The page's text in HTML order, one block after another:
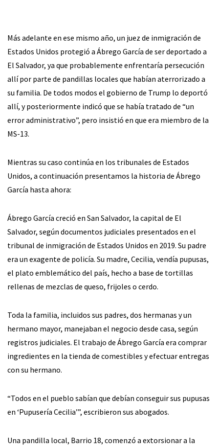
Más adelante en ese mismo año, un juez de inmigración de
Estados Unidos protegió a Ábrego García de ser deportado a
El Salvador, ya que probablemente enfrentaría persecución
allí por parte de pandillas locales que habían aterrorizado a
su familia. De todos modos el gobierno de Trump lo deportó
allí, y posteriormente indicó que se había tratado de “un
error administrativo”, pero insistió en que era miembro de la
MS-13.
Mientras su caso continúa en los tribunales de Estados
Unidos, a continuación presentamos la historia de Ábrego
García hasta ahora:
Ábrego García creció en San Salvador, la capital de El
Salvador, según documentos judiciales presentados en el
tribunal de inmigración de Estados Unidos en 2019. Su padre
era un exagente de policía. Su madre, Cecilia, vendía pupusas,
el plato emblemático del país, hecho a base de tortillas
rellenas de mezclas de queso, frijoles o cerdo.
Toda la familia, incluidos sus padres, dos hermanas y un
hermano mayor, manejaban el negocio desde casa, según
registros judiciales. El trabajo de Ábrego García era comprar
ingredientes en la tienda de comestibles y efectuar entregas
con su hermano.
“Todos en el pueblo sabían que debían conseguir sus pupusas
en ‘Pupusería Cecilia’”, escribieron sus abogados.
Una pandilla local, Barrio 18, comenzó a extorsionar a la